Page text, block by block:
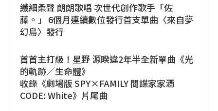
纖細柔聲 朗朗歌唱 次世代創作歌手「佐
藤。」 6個月連續數位發行首支單曲〈來自夢
幻島〉發行
首首主打級！星野 源睽違2年半全新單曲《光
的軌跡／生命體》
收錄《劇場版 SPY×FAMILY 間諜家家酒
CODE: White》片尾曲